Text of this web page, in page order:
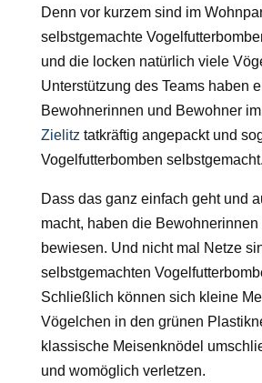
Denn vor kurzem sind im
selbstgemachte
und die locken natürlich viele
Unterstützung des Teams haben
Bewohnerinnen und Bewohner im
Zielitz tatkräftig angepackt und
Vogelfutterbomben selbstgemacht.
Dass das ganz einfach geht und
macht, haben die
bewiesen. Und nicht mal Netze
selbstgemachten
Schließlich können sich kleine
Vögelchen in den grünen
klassische Meisenknödel
und womöglich verletzen.